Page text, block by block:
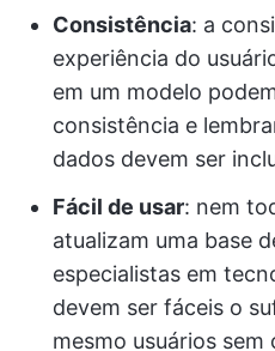
Consistência: a
experiência do
em um modelo
consistência e
dados devem ser
Fácil de usar: nem
atualizam uma base
especialistas em
devem ser fáceis o
mesmo usuários